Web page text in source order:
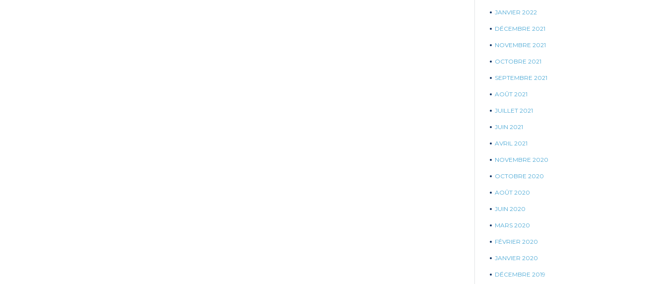
JANVIER 2022
DÉCEMBRE 2021
NOVEMBRE 2021
OCTOBRE 2021
SEPTEMBRE 2021
AOÛT 2021
JUILLET 2021
JUIN 2021
AVRIL 2021
NOVEMBRE 2020
OCTOBRE 2020
AOÛT 2020
JUIN 2020
MARS 2020
FÉVRIER 2020
JANVIER 2020
DÉCEMBRE 2019